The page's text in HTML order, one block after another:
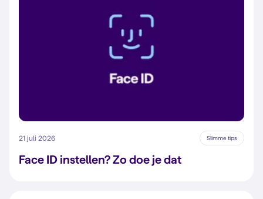
21 juli 2026 Slimme tips
Face ID instellen? Zo doe je dat